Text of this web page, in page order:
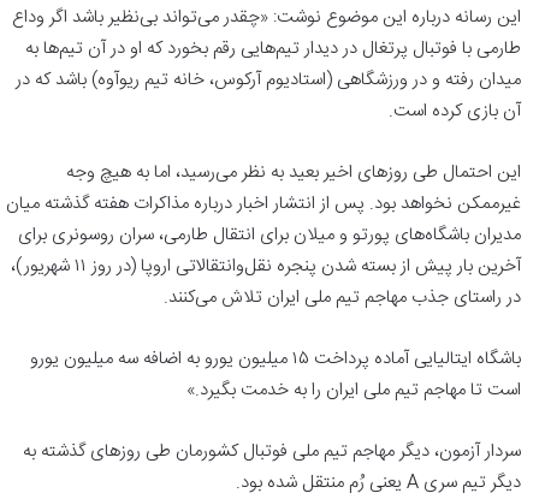
این رسانه درباره این موضوع نوشت: «چقدر می‌تواند بی‌نظیر باشد اگر وداع
طارمی با فوتبال پرتغال در دیدار تیم‌هایی رقم بخورد که او در آن تیم‌ها به
میدان رفته و در ورزشگاهی (استادیوم آرکوس، خانه تیم ریوآوه) باشد که در
آن بازی کرده است.
این احتمال طی روزهای اخیر بعید به نظر می‌رسید، اما به هیچ وجه
غیرممکن نخواهد بود. پس از انتشار اخبار درباره مذاکرات هفته گذشته میان
مدیران باشگاه‌های پورتو و میلان برای انتقال طارمی، سران روسونری برای
آخرین بار پیش از بسته شدن پنجره نقل‌وانتقالاتی اروپا (در روز ۱۱ شهریور)،
در راستای جذب مهاجم تیم ملی ایران تلاش می‌کنند.
باشگاه ایتالیایی آماده پرداخت ۱۵ میلیون یورو به اضافه سه میلیون یورو
است تا مهاجم تیم ملی ایران را به خدمت بگیرد.»
سردار آزمون، دیگر مهاجم تیم ملی فوتبال کشورمان طی روزهای گذشته به
دیگر تیم سری A یعنی رُم منتقل شده بود.